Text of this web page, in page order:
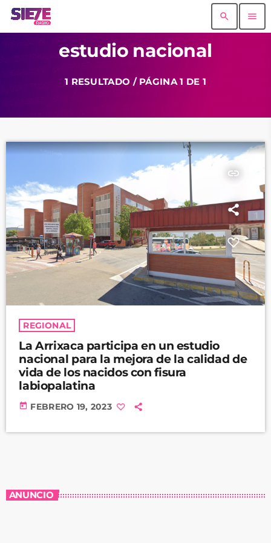
search menu
estudio nacional
1 RESULTADO / PÁGINA 1 DE 1
insert_link
REGIONAL
La Arrixaca participa en un estudio
nacional para la mejora de la calidad de
vida de los nacidos con fisura
labiopalatina
today FEBRERO 19, 2023
ANUNCIO